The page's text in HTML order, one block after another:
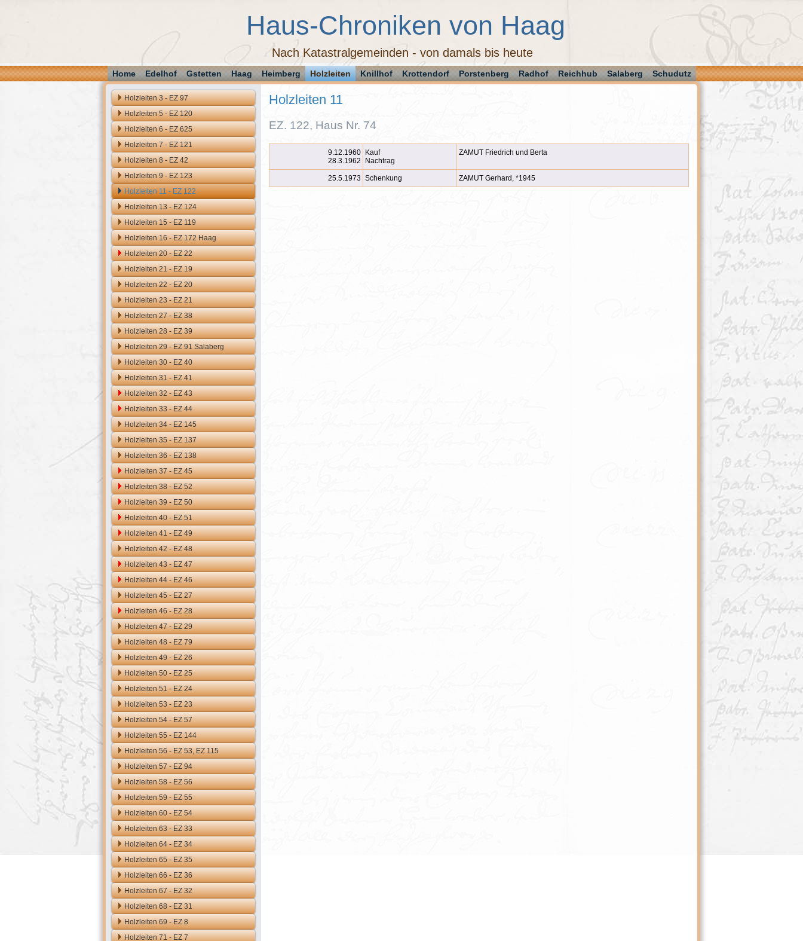
Haus-Chroniken von Haag
Nach Katastralgemeinden - von damals bis heute
Home Edelhof Gstetten Haag Heimberg Holzleiten Knillhof Krottendorf Porstenberg Radhof Reichhub Salaberg Schudutz
Holzleiten 3 - EZ 97
Holzleiten 5 - EZ 120
Holzleiten 6 - EZ 625
Holzleiten 7 - EZ 121
Holzleiten 8 - EZ 42
Holzleiten 9 - EZ 123
Holzleiten 11 - EZ 122
Holzleiten 13 - EZ 124
Holzleiten 15 - EZ 119
Holzleiten 16 - EZ 172 Haag
Holzleiten 20 - EZ 22
Holzleiten 21 - EZ 19
Holzleiten 22 - EZ 20
Holzleiten 23 - EZ 21
Holzleiten 27 - EZ 38
Holzleiten 28 - EZ 39
Holzleiten 29 - EZ 91 Salaberg
Holzleiten 30 - EZ 40
Holzleiten 31 - EZ 41
Holzleiten 32 - EZ 43
Holzleiten 33 - EZ 44
Holzleiten 34 - EZ 145
Holzleiten 35 - EZ 137
Holzleiten 36 - EZ 138
Holzleiten 37 - EZ 45
Holzleiten 38 - EZ 52
Holzleiten 39 - EZ 50
Holzleiten 40 - EZ 51
Holzleiten 41 - EZ 49
Holzleiten 42 - EZ 48
Holzleiten 43 - EZ 47
Holzleiten 44 - EZ 46
Holzleiten 45 - EZ 27
Holzleiten 46 - EZ 28
Holzleiten 47 - EZ 29
Holzleiten 48 - EZ 79
Holzleiten 49 - EZ 26
Holzleiten 50 - EZ 25
Holzleiten 51 - EZ 24
Holzleiten 53 - EZ 23
Holzleiten 54 - EZ 57
Holzleiten 55 - EZ 144
Holzleiten 56 - EZ 53, EZ 115
Holzleiten 57 - EZ 94
Holzleiten 58 - EZ 56
Holzleiten 59 - EZ 55
Holzleiten 60 - EZ 54
Holzleiten 63 - EZ 33
Holzleiten 64 - EZ 34
Holzleiten 65 - EZ 35
Holzleiten 66 - EZ 36
Holzleiten 67 - EZ 32
Holzleiten 68 - EZ 31
Holzleiten 69 - EZ 8
Holzleiten 71 - EZ 7
Holzleiten 11
EZ. 122, Haus Nr. 74
9.12.1960
28.3.1962
Kauf
Nachtrag
ZAMUT Friedrich und Berta
25.5.1973 Schenkung ZAMUT Gerhard, *1945